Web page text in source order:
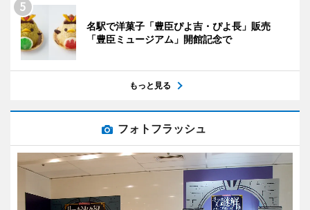
名駅で洋菓子「豊臣ぴよ吉・ぴよ長」販売
「豊臣ミュージアム」開館記念で
もっと見る
フォトフラッシュ